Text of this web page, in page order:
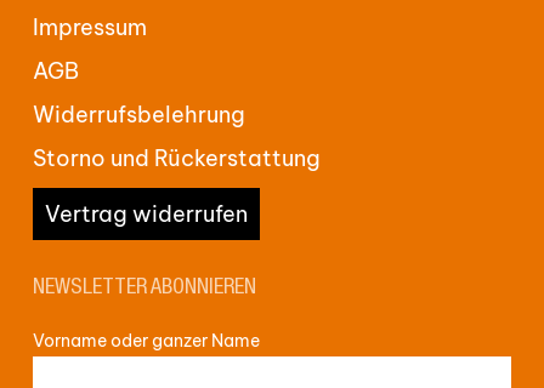
Impressum
AGB
Widerrufsbelehrung
Storno und Rückerstattung
Vertrag widerrufen
NEWSLETTER ABONNIEREN
Vorname oder ganzer Name